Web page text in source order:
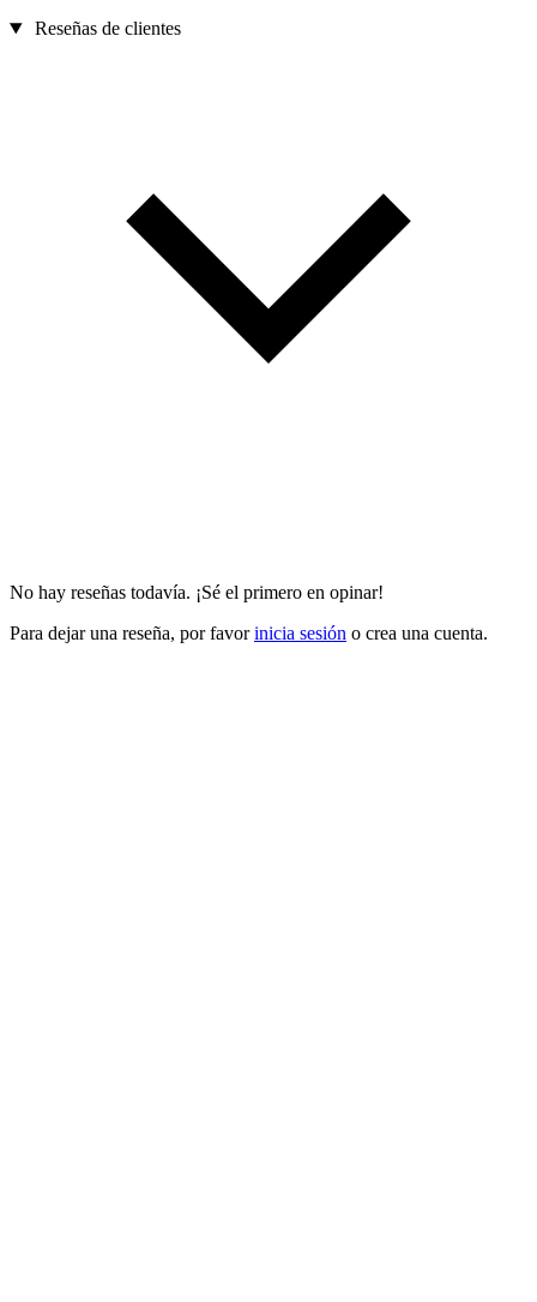
Reseñas de clientes
No hay reseñas todavía. ¡Sé el primero en opinar!
Para dejar una reseña, por favorinicia sesión o crea una cuenta.